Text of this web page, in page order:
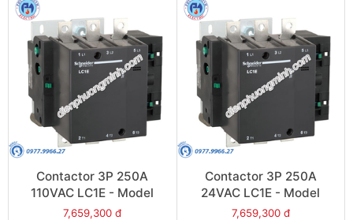
Contactor 3P 250A
110VAC LC1E - Model
LC1E250F6
7,659,300 đ
Contactor 3P 250A
24VAC LC1E - Model
LC1E250B6
7,659,300 đ